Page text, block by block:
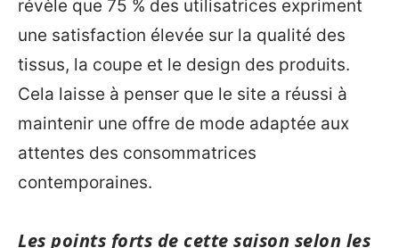
révèle que 75 % des utilisatrices expriment
une satisfaction élevée sur la qualité des
tissus, la coupe et le design des produits.
Cela laisse à penser que le site a réussi à
maintenir une offre de mode adaptée aux
attentes des consommatrices
contemporaines.
Les points forts de cette saison selon les